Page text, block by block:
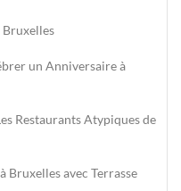
Bruxelles
un Anniversaire à
Restaurants Atypiques de
Bruxelles avec Terrasse